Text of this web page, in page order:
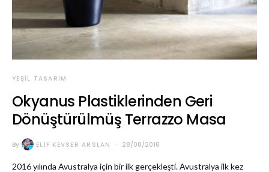
YEŞIL TASARIM
Okyanus Plastiklerinden Geri
Dönüştürülmüş Terrazzo Masa
By ELIF KEVSER ARSLAN 28/08/2018
2016 yılında Avustralya için bir ilk gerçekleşti. Avustralya ilk kez